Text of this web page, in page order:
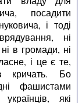
посадити
і тоді
ні
в громади, ні
і це є те,
кричать. Бо
фашистами
які